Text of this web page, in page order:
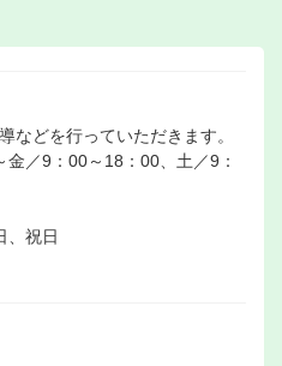
などを行っていただきます。
／9：00～18：00、土／9：
、祝日